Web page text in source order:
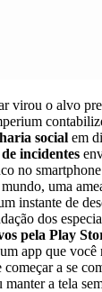
virou o alvo
social em
incidentes
no
uma
instante de
dos
pela Play
app que você
a se
a tela